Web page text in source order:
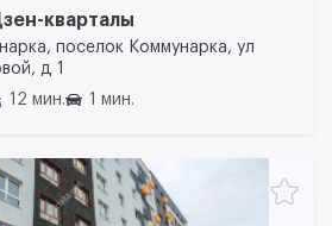
кварталы
поселок Коммунарка, ул
д 1
12 мин. 1 мин.